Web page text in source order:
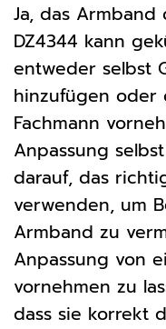
Ja, das
DZ4344 kann
entweder selbst
hinzufügen oder
Fachmann
Anpassung
darauf, das
verwenden, um
Armband zu
Anpassung von
vornehmen zu
dass sie korrekt